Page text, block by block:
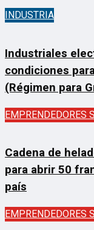
INDUSTRIA
Industriales
condiciones
(Régimen para
EMPRENDEDORES
Cadena de
para abrir 50
país
EMPRENDEDORES